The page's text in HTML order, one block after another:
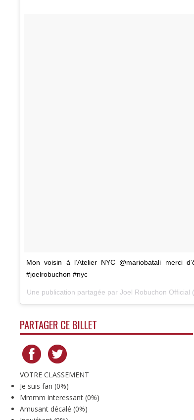
Mon voisin à l’Atelier NYC @mariobatali merci
#joelrobuchon #nyc
Une publication partagée par Joel Robuchon Official
PARTAGER CE BILLET
VOTRE CLASSEMENT
Je suis fan (0%)
Mmmm interessant (0%)
Amusant décalé (0%)